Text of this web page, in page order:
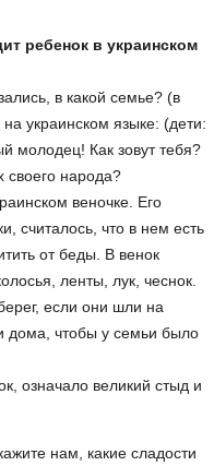
ребенок в украинском
в какой семье? (в
украинском языке: (дети:
молодец! Как зовут тебя?
народа?
веночке. Его
считалось, что в нем есть
от беды. В венок
ленты, лук, чеснок.
если они шли на
дома, чтобы у семьи было
означало великий стыд и
нам, какие сладости